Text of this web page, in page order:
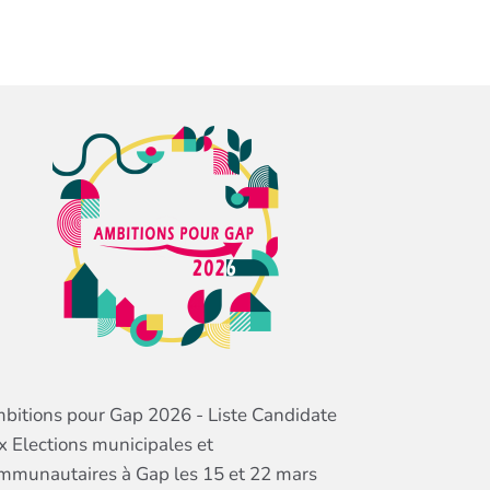
pour Gap 2026 - Liste Candidate
Elections municipales et
à Gap les 15 et 22 mars